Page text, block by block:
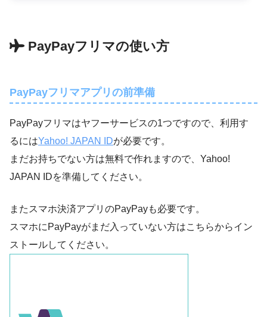
PayPayフリマの使い方
PayPayフリマアプリの前準備
PayPayフリマはヤフーサービスの1つですので、利用す
るにはYahoo! JAPAN IDが必要です。
まだお持ちでない方は無料で作れますので、Yahoo!
JAPAN IDを準備してください。
またスマホ決済アプリのPayPayも必要です。
スマホにPayPayがまだ入っていない方はこちらからイン
ストールしてください。